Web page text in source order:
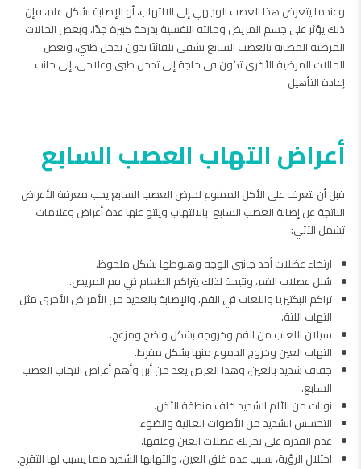
وعندما يتعرض هذا العصب الوجهي إلى الالتهاب، أو الإصابة بشكل عام، فإن
ذلك يؤثر على جسم المريض وحالته النفسية بدرجة كبيرة جدًا، وبعض الحالات
المرضية المصابة بالعصب السابع تشفى تلقائيًا بدون تدخل طبي، وبعض
الحالات المرضية الأخرى تكون في حاجة إلى تدخل طبي وعلاجي، إلى جانب
إعادة التأهيل
أعراض التهاب العصب السابع
قبل أن نتعرف على الأكل الممنوع لمرض العصب السابع يجب معرفة الأعراض
الناتجة عن إصابة العصب السابع بالالتهاب وينتج عنها عدة أعراض وعلامات
تشمل الآتي:
ارتخاء عضلات أحد جانبي الوجه وهبوطها بشكل ملحوظ.
شلل عضلات الفم، ونتيجة لذلك يتراكم الطعام في فم المريض.
تراكم البكتيريا واللعاب في الفم، والإصابة بالعديد من الأمراض الأخرى مثل
التهاب اللثة.
سيلان اللعاب من الفم وخروجه بشكل واضح ومزعج.
التهاب العين وخروج الدموع منها بشكل مفرط.
جفاف شديد بالعين، وهذا العرض يعد من أبرز وأهم أعراض التهاب العصب
السابع.
نوبات من الألم الشديد خلف منطقة الأذن.
التحسس الشديد من الأصوات العالية والضوء.
عدم القدرة على تحريك عضلات العين وغلقها.
اختلال الرؤية، بسبب عدم غلق العين، والتهابها الشديد مما يسبب لها التقرح.